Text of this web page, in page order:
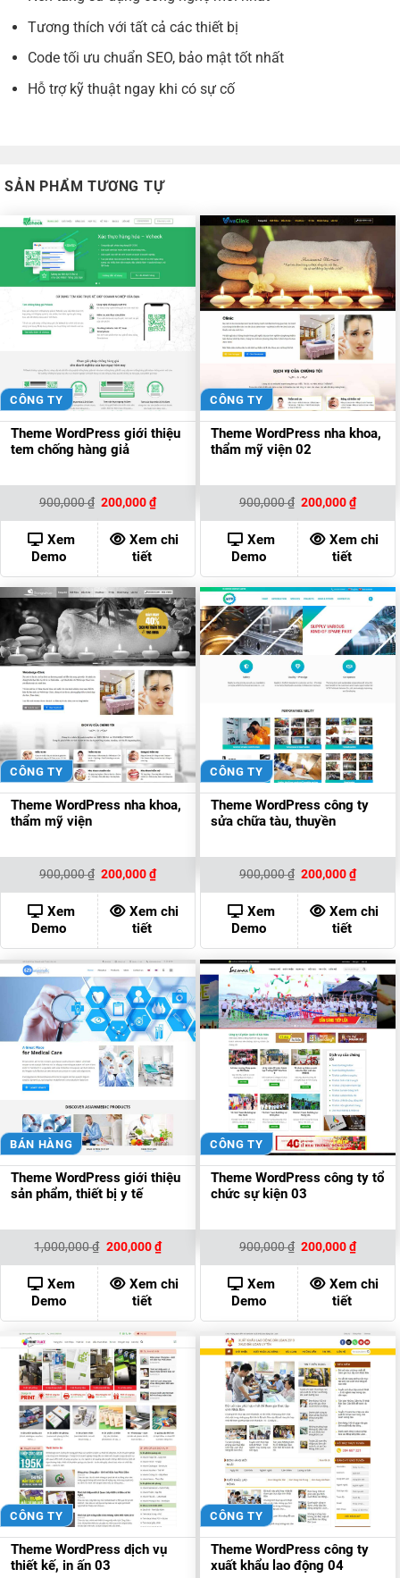
Tương thích với tất cả các thiết bị
Code tối ưu chuẩn SEO, bảo mật tốt nhất
Hỗ trợ kỹ thuật ngay khi có sự cố
SẢN PHẨM TƯƠNG TỰ
CÔNG TY
Theme WordPress giới thiệu
tem chống hàng giả
900,000₫ Giá
gốc
là:
900,000 ₫.
200,000₫Giá
hiện
tại
là:
200,000 ₫.
Xem
Demo
Xem chi
tiết
CÔNG TY
Theme WordPress nha khoa,
thẩm mỹ viện 02
900,000₫ Giá
gốc
là:
900,000 ₫.
200,000₫Giá
hiện
tại
là:
Xem
Demo
Xem chi
tiết
CÔNG TY
Theme WordPress nha khoa,
thẩm mỹ viện
900,000₫ Giá
là:
900,000 ₫.
200,000₫Giá
hiện
tại
là:
200,000 ₫.
Xem
Demo
Xem chi
tiết
CÔNG TY
Theme WordPress công ty
sửa chữa tàu, thuyền
900,000₫ Giá
là:
900,000 ₫.
200,000₫Giá
hiện
tại
là:
Xem
Demo
Xem chi
tiết
BÁN HÀNG
Theme WordPress giới thiệu
sản phẩm, thiết bị y tế
1,000,000₫ Giá
gốc
là:
1,000,000 ₫.
200,000₫Giá
hiện
tại
là:
200,000 ₫.
Xem
Demo
Xem chi
tiết
CÔNG TY
Theme WordPress công ty tổ
chức sự kiện 03
900,000₫ Giá
gốc
là:
900,000 ₫.
200,000₫Giá
hiện
tại
là:
Xem
Demo
Xem chi
tiết
CÔNG TY
Theme WordPress dịch vụ
thiết kế, in ấn 03
CÔNG TY
Theme WordPress công ty
xuất khẩu lao động 04